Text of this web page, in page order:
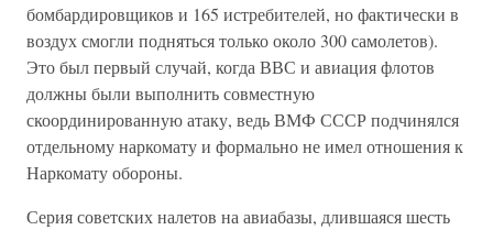
бомбардировщиков и 165 истребителей, но фактически в
воздух смогли подняться только около 300 самолетов).
Это был первый случай, когда ВВС и авиация флотов
должны были выполнить совместную
скоординированную атаку, ведь ВМФ СССР подчинялся
отдельному наркомату и формально не имел отношения к
Наркомату обороны.
Серия советских налетов на авиабазы, длившаяся шесть